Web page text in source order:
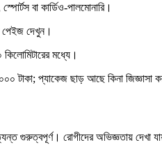
বা কার্ডিও-পালমোনারি।
দেখুন।
মধ্যে।
টাকা; প্যাকেজ ছাড় আছে কিনা জিজ্ঞাসা
গুরুত্বপূর্ণ। রোগীদের অভিজ্ঞতায় দেখা